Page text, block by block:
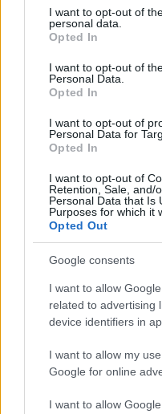
not limited to your visit or
grant or deny consent to
use your data for below
consent section.
I want to opt-out of
personal data.
Opted In
I want to opt-out of
Personal Data.
Opted In
I want to opt-out of
Personal Data for
Opted In
I want to opt-out of
Retention, Sale, and/
Personal Data that Is
Purposes for which it
Opted Out
Google consents
I want to allow
related to advertising
device identifiers in
I want to allow my
Google for online
I want to allow
Αδεια η παραλία στο Μάτι -Τα
προστατεύουν», όπως
των κατοίκων δεν
ανθρώπους που
ώρα πουη πυρκαγιά